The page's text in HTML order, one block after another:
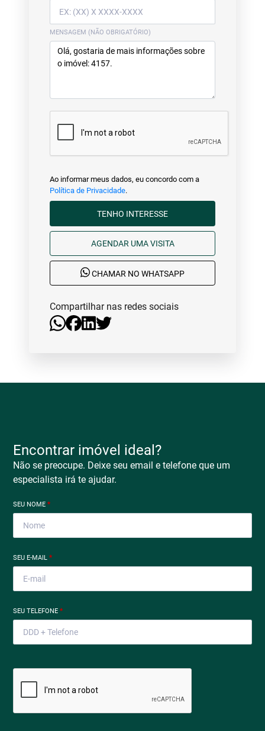
MENSAGEM (NÃO OBRIGATÓRIO)
Ao informar meus dados, eu concordo com a
Política de Privacidade.
TENHO INTERESSE
AGENDAR UMA VISITA
CHAMAR NO WHATSAPP
Compartilhar nas redes sociais
Encontrar imóvel ideal?
Não se preocupe. Deixe seu email e telefone que um
especialista irá te ajudar.
SEU NOME*
SEU E-MAIL*
SEU TELEFONE*